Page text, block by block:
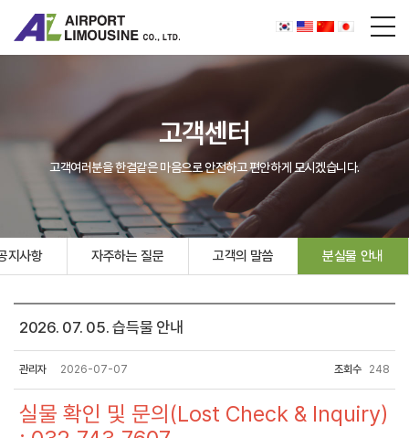
고객센터
고객여러분을 한결같은 마음으로 안전하고 편안하게 모시겠습니다.
지사항 자주하는 질문 고객의 말씀 분실물 안내
2026. 07. 05. 습득물 안내
관리자 2026-07-07 조회수 248
실물 확인 및 문의(Lost Check & Inquiry)